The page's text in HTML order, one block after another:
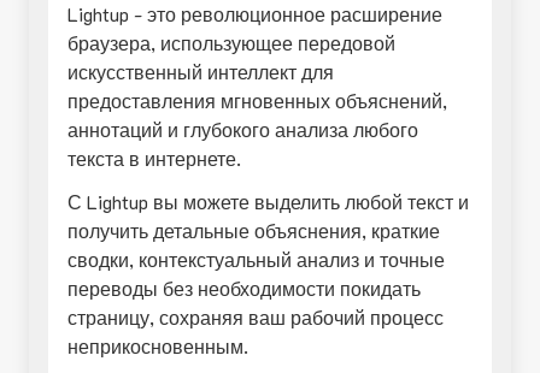
Lightup - это революционное расширение
браузера, использующее передовой
искусственный интеллект для
предоставления мгновенных объяснений,
аннотаций и глубокого анализа любого
текста в интернете.
С Lightup вы можете выделить любой текст и
получить детальные объяснения, краткие
сводки, контекстуальный анализ и точные
переводы без необходимости покидать
страницу, сохраняя ваш рабочий процесс
неприкосновенным.